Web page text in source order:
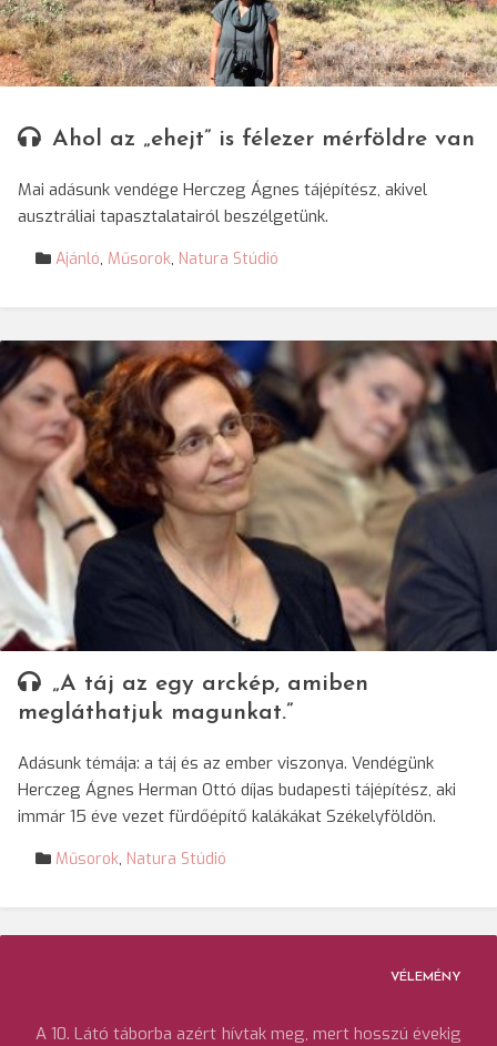
© Herczeg Ágnes tájépítész
Ahol az „ehejt” is félezer mérföldre van
Mai adásunk vendége Herczeg Ágnes tájépítész, akivel
ausztráliai tapasztalatairól beszélgetünk.
Ajánló, Műsorok, Natura Stúdió
„A táj az egy arckép, amiben
megláthatjuk magunkat.”
Adásunk témája: a táj és az ember viszonya. Vendégünk
Herczeg Ágnes Herman Ottó díjas budapesti tájépítész, aki
immár 15 éve vezet fürdőépítő kalákákat Székelyföldön.
Műsorok, Natura Stúdió
VÉLEMÉNY
A 10. Látó táborba azért hívtak meg, mert hosszú évekig